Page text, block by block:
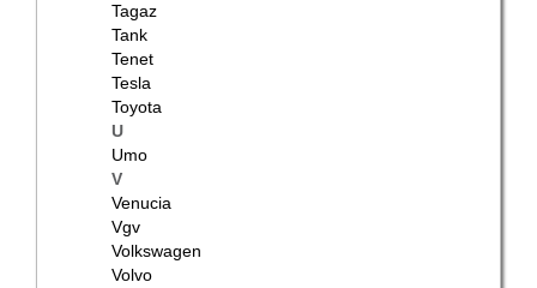
Tagaz
Tank
Tenet
Tesla
Toyota
U
Umo
V
Venucia
Vgv
Volkswagen
Volvo